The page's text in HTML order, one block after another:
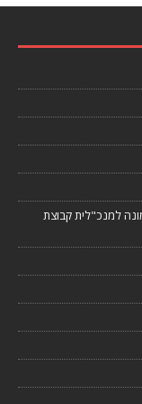
למנכ"לית קבוצת